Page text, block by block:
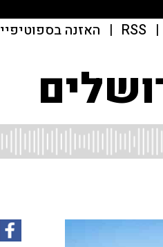
|
RSS
| האזנה בספוטיפיי